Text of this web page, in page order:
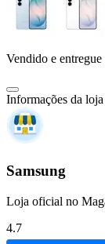
Vendido e entregue
Informações da loja
Samsung
Loja oficial no
4.7